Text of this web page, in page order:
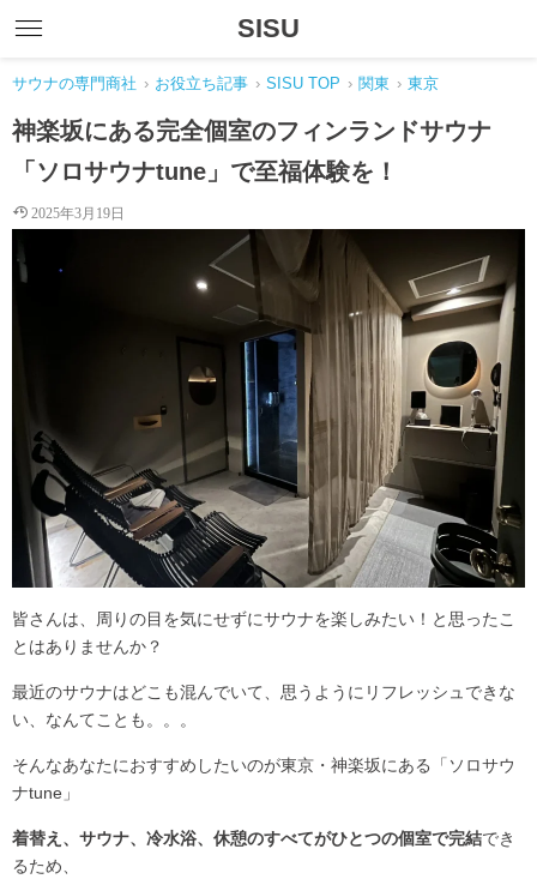
SISU
サウナの専門商社 › お役立ち記事 › SISU TOP › 関東 › 東京
神楽坂にある完全個室のフィンランドサウナ
「ソロサウナtune」で至福体験を！
2025年3月19日
皆さんは、周りの目を気にせずにサウナを楽しみたい！と思ったこ
とはありませんか？
最近のサウナはどこも混んでいて、思うようにリフレッシュできな
い、なんてことも。。。
そんなあなたにおすすめしたいのが東京・神楽坂にある「ソロサウ
ナtune」
着替え、サウナ、冷⽔浴、休憩のすべてがひとつの個室で完結でき
るため、